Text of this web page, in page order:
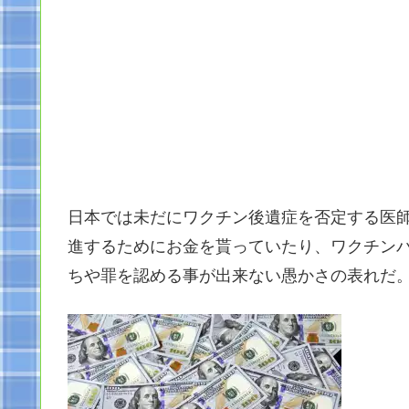
日本では未だにワクチン後遺症を否定する
進するためにお金を貰っていたり、ワクチン
ちや罪を認める事が出来ない愚かさの表れだ